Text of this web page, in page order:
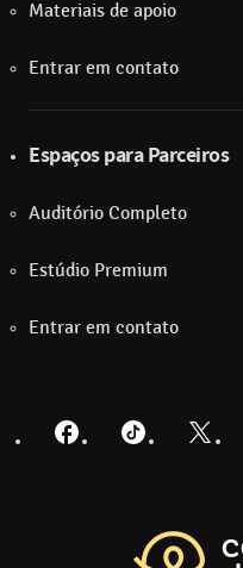
Materiais de apoio
Entrar em contato
Espaços para Parceiros
Auditório Completo
Estúdio Premium
Entrar em contato
FacebookTikTok Twitter